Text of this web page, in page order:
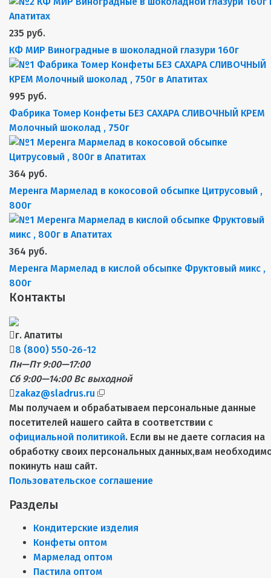
235 руб.
КФ МИР Виноградные в шоколадной глазури 160г
995 руб.
Фабрика Томер Конфеты БЕЗ САХАРА СЛИВОЧНЫЙ КРЕМ
Молочный шоколад , 750г
364 руб.
Меренга Мармелад в кокосовой обсыпке Цитрусовый ,
800г
364 руб.
Меренга Мармелад в кислой обсыпке Фруктовый микс ,
800г
Контакты
г. Апатиты
8 (800) 550-26-12
Пн—Пт 9:00—17:00
Сб 9:00—14:00 Вс выходной
zakaz@sladrus.ru
Мы получаем и обрабатываем персональные данные
посетителей нашего сайта в соответствии с
официальной политикой. Если вы не даете согласия на
обработку своих персональных данных,вам
покинуть наш сайт.
Пользовательское соглашение
Разделы
Кондитерские изделия
Конфеты оптом
Мармелад оптом
Пастила оптом